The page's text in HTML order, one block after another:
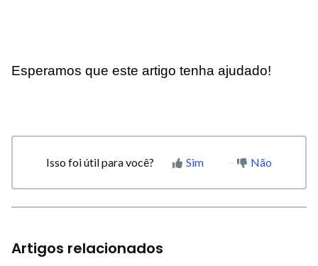
Esperamos que este artigo tenha ajudado!
Isso foi útil para você? Sim Não
Artigos relacionados